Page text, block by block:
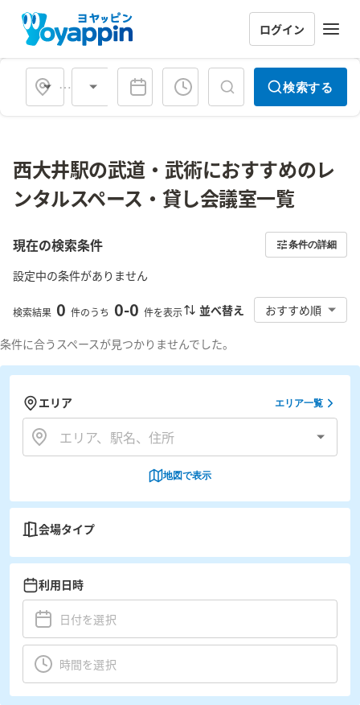
ログイン
会場タイプ 検索する
西大井駅の武道・武術におすすめのレ
ンタルスペース・貸し会議室一覧
現在の検索条件 条件の詳細
設定中の条件がありません
検索結果 0 件のうち 0-0 件を表示 並べ替え おすすめ順
条件に合うスペースが見つかりませんでした。
エリア エリア一覧
地図で表示
会場タイプ
利用日時